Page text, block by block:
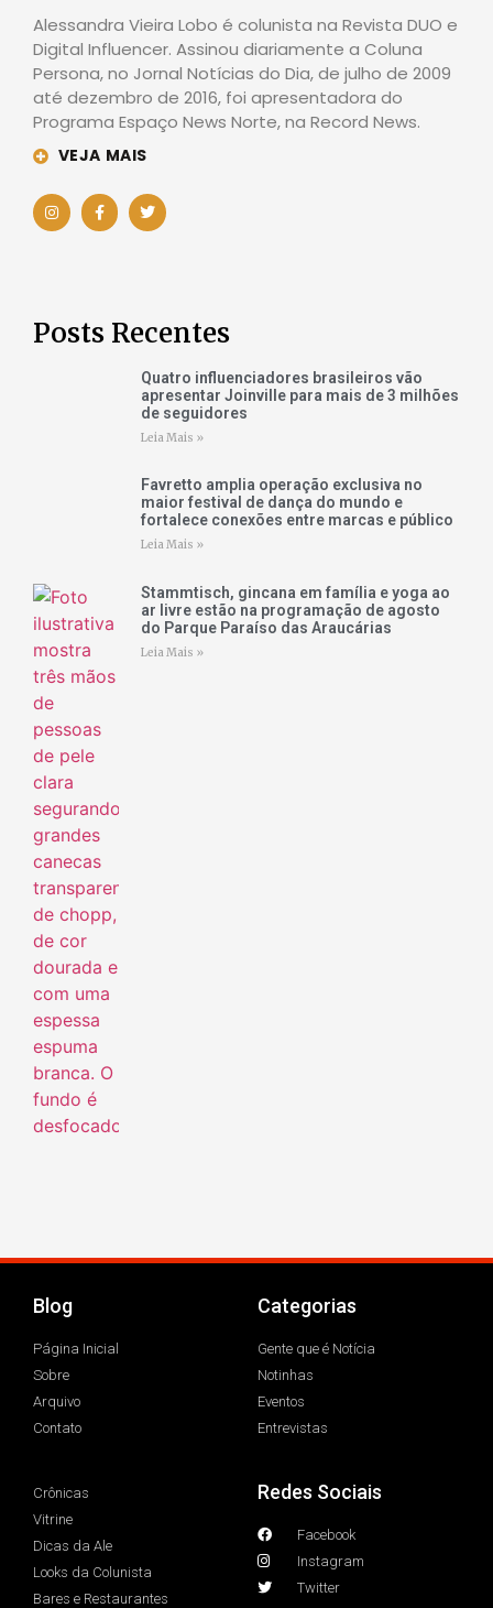
Alessandra Vieira Lobo é colunista na Revista DUO e
Digital Influencer. Assinou diariamente a Coluna
Persona, no Jornal Notícias do Dia, de julho de 2009
até dezembro de 2016, foi apresentadora do
Programa Espaço News Norte, na Record News.
VEJA MAIS
Posts Recentes
Quatro influenciadores brasileiros vão
apresentar Joinville para mais de 3 milhões
de seguidores
Leia Mais »
Favretto amplia operação exclusiva no
maior festival de dança do mundo e
fortalece conexões entre marcas e público
Leia Mais »
Stammtisch, gincana em família e yoga ao
ar livre estão na programação de agosto
do Parque Paraíso das Araucárias
Leia Mais »
Blog
Página Inicial
Sobre
Arquivo
Contato
Categorias
Gente que é Notícia
Notinhas
Eventos
Entrevistas
Crônicas
Vitrine
Dicas da Ale
Looks da Colunista
Bares e Restaurantes
Redes Sociais
Facebook
Instagram
Twitter